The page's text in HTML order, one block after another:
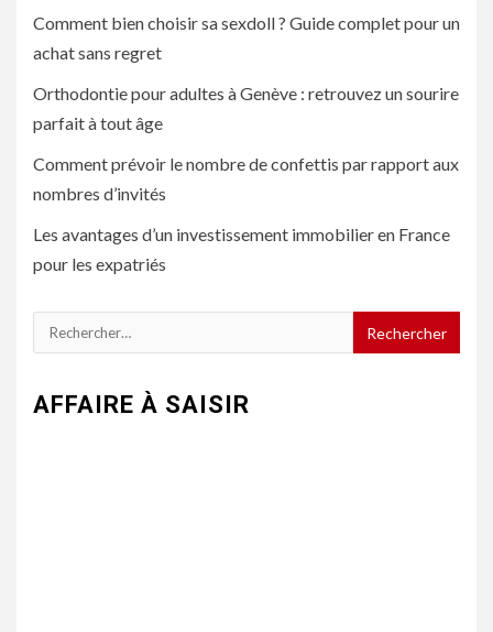
Comment bien choisir sa sexdoll ? Guide complet pour un
achat sans regret
Orthodontie pour adultes à Genève : retrouvez un sourire
parfait à tout âge
Comment prévoir le nombre de confettis par rapport aux
nombres d’invités
Les avantages d’un investissement immobilier en France
pour les expatriés
Rechercher :
AFFAIRE À SAISIR